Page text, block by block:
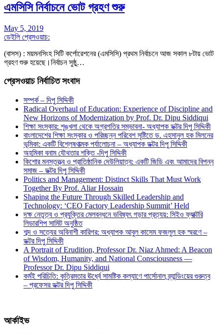
এমসিসি নির্বাচনে ভোট গ্রহণ শুরু
May 5, 2019
ডেইলি প্রেসওয়াচ:
(বাসস) : ময়মনসিংহ সিটি কর্পোরেশনের (এমসিসি) প্রথম নির্বাচনে আজ সকাল ৮টায় ভোট
গ্রহণ শুরু হয়েছে।নির্বাচন সুষ্ঠু…
প্রেসওয়াচ নির্বাচিত সংবাদ
সম্পর্ক – দিপু সিদ্দিকী
Radical Overhaul of Education: Experience of Discipline and
New Horizons of Modernization by Prof. Dr. Dipu Siddiqui
শিক্ষা সংস্কার: শৃঙ্খলা থেকে অগ্রগতির সম্ভাবনা- অধ্যাপক ডক্টর দিপু সিদ্দিকী
বাংলাদেশের শিক্ষা সংস্কার ও পরিচ্ছন্ন পরিবেশ সৃষ্টিতে ড. এহসানুল হক মিলনের
ভূমিকা: একটি বিশ্লেষণাত্মক পর্যালোচনা – অধ্যাপক ডক্টর দিপু সিদ্দিকী
অহমিকা বনাম যৌথতার শক্তি -দিপু সিদ্দিকী
কিশোর মনস্তত্ত্ব ও প্রাতিষ্ঠানিক দেউলিয়াত্ব: একটি জিডি এবং আমাদের বিপন্ন
সমাজ – ডক্টর দিপু সিদ্দিকী
Politics and Management: Distinct Skills That Must Work
Together By Prof. Aliar Hossain
Shaping the Future Through Skilled Leadership and
Technology: ‘CEO Factory Leadership Summit’ Held
দক্ষ নেতৃত্ব ও প্রযুক্তির মেলবন্ধনে ভবিষ্যৎ গড়ার প্রত্যয়: সিইও ফ্যাক্টরি
লিডারশিপ সামিট অনুষ্ঠিত
শব্দ ও সত্যের অবিনাশী কারিগর: অধ্যাপক আবুল কাসেম ফজলুল হক স্মরণে –
ডক্টর দিপু সিদ্দিকী
A Portrait of Erudition, Professor Dr. Niaz Ahmed: A Beacon
of Wisdom, Humanity, and National Consciousness —
Professor Dr. Dipu Siddiqui
কর্মই পরিচিতি: কৃত্রিমতার ঊর্ধ্বে সামষ্টিক কল্যাণে পার্সোনাল ব্র্যান্ডিংয়ের গুরুত্ব
– প্রফেসর ডক্টর দিপু সিদ্দিকী
আর্কাইভ